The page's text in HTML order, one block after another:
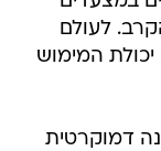
לעולם
יכולת המימוש
דמוקרטית